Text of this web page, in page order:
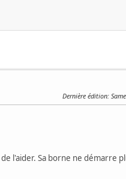
Dernière édition:
l'aider. Sa borne ne démarre